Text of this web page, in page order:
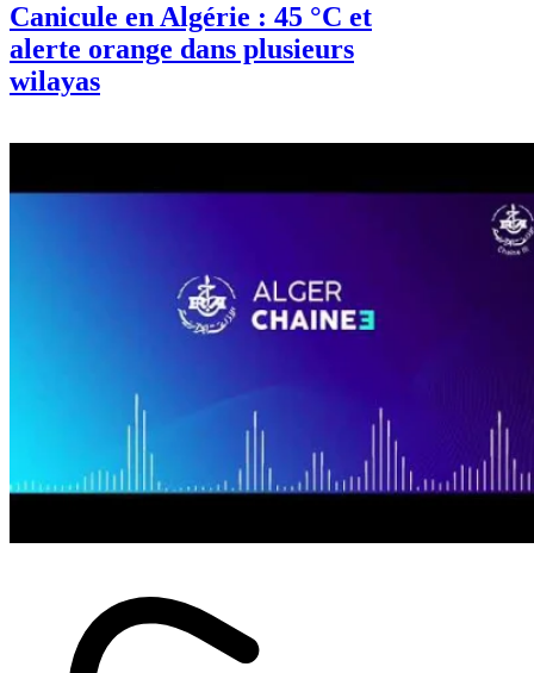
Canicule en Algérie : 45 °C et
alerte orange dans plusieurs
wilayas